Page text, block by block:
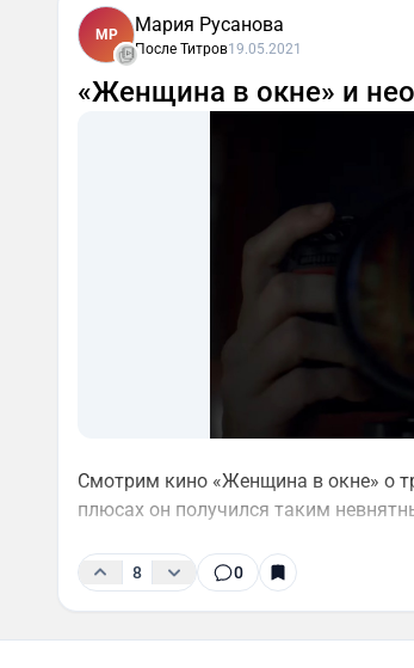
МР Мария Русанова
После Титров19.05.2021
«Женщина в окне» и
Смотрим кино «Женщина в окне» о
плюсах он получился таким
8 0